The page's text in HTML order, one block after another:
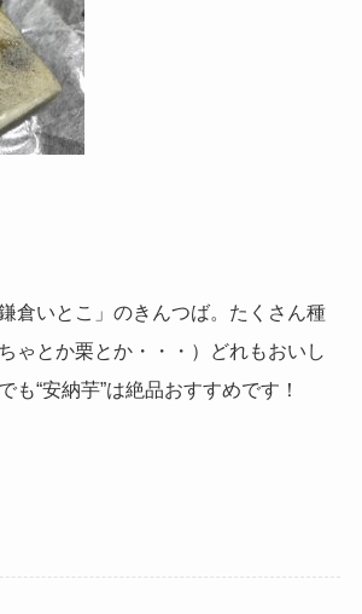
倉いとこ」のきんつば。たくさん種
ゃとか栗とか・・・）どれもおいし
も“安納芋”は絶品おすすめです！